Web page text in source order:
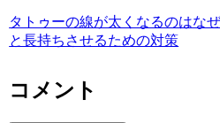
タトゥーの線が太くなるのはな
と長持ちさせるための対策
コメント